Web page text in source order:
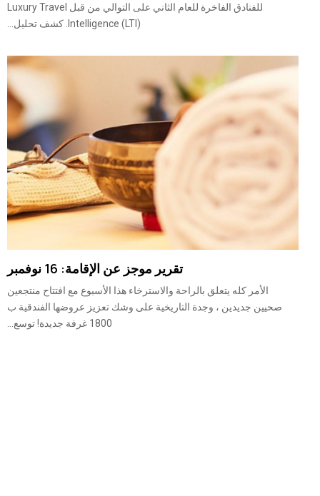
للفنادق الفاخرة للعام الثاني على التوالي من قبل Luxury Travel
Intelligence (LTI). كشف تحليل...
تقرير موجز عن الإقامة: 16 نوفمبر
الأمر كله يتعلق بالراحة والاسترخاء هذا الأسبوع مع افتتاح منتجعين
صحيين جديدين ، وجدة التاريخية على وشك تعزيز عروضها الفندقية ب
1800 غرفة جديدة! توسع...